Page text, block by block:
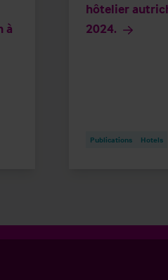
à
hôtelier
2024.
Publications Hotels